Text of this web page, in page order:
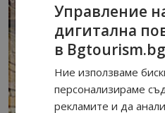
Управление
дигитална
в Bgtourism.bg
Ние използваме
персонализираме
рекламите и да